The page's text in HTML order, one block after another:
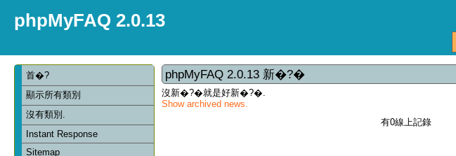
phpMyFAQ 2.0.13
首�?
顯示所有類別
沒有類別.
Instant Response
Sitemap
phpMyFAQ 2.0.13 新�?�
沒新�?�就是好新�?�.
Show archived news.
有0線上記錄